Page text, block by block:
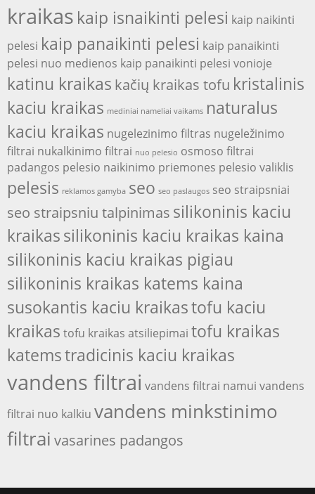
kraikas kaip isnaikinti pelesi kaip naikinti
pelesi kaip panaikinti pelesi kaip panaikinti
pelesi nuo medienos kaip panaikinti pelesi vonioje
katinu kraikas kačių kraikas tofu kristalinis
kaciu kraikas mediniai nameliai vaikams naturalus
kaciu kraikas nugelezinimo filtras nugeležinimo
filtrai nukalkinimo filtrai nuo pelesio osmoso filtrai
padangos pelesio naikinimo priemones pelesio valiklis
pelesis reklamos gamyba seo seo paslaugos seo straipsniai
seo straipsniu talpinimas silikoninis kaciu
kraikassilikoninis kaciu kraikas kaina
silikoninis kaciu kraikas pigiau
silikoninis kraikas katems kaina
susokantis kaciu kraikastofu kaciu
kraikas tofu kraikas atsiliepimai tofu kraikas
katemstradicinis kaciu kraikas
vandens filtrai vandens filtrai namui vandens
filtrai nuo kalkiu vandens minkstinimo
filtrai vasarines padangos